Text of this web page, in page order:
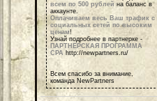
всем по 500 рублей на баланс в
аккаунте.
Оплачиваем весь Ваш трафик с
социальных сетей по высоким
ценам!
Узнай подробнее в партнерке -
ПАРТНЕРСКАЯ ПРОГРАММА
СРА http://newpartners.ru/
Всем спасибо за внимание,
команда NewPartners